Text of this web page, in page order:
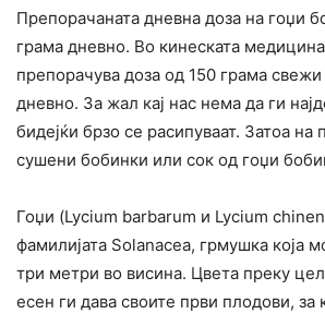
Препорачаната дневна доза на гоџи
грама дневно. Во кинеската
препорачува доза од 150 грама
дневно. За жал кај нас нема да ги
бидејќи брзо се расипуваат. Затоа на
сушени бобинки или сок од гоџи
Гоџи (Lycium barbarum и Lycium
фамилијата Solanacea, грмушка која
три метри во висина. Цвета преку
есен ги дава своите први плодови, за